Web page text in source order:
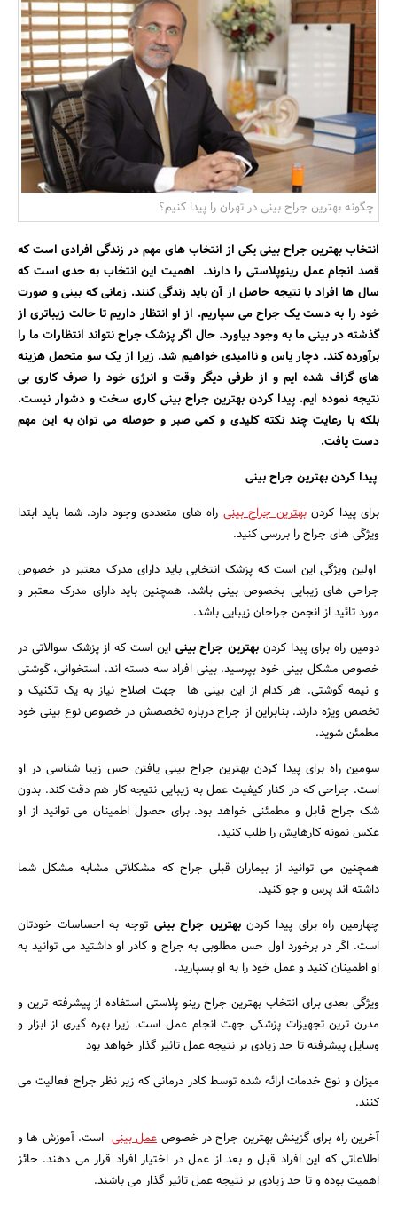
بانک، بیمه و سرمایه
مسکن و ساختمان
جستجو
چگونه بهترین جراح بینی در تهران را پیدا کنیم؟
انتخاب بهترین جراح بینی یکی از انتخاب های مهم در زندگی افرادی است که
قصد انجام عمل رینوپلاستی را دارند. اهمیت این انتخاب به حدی است که
سال ها افراد با نتیجه حاصل از آن باید زندگی کنند. زمانی که بینی و صورت
خود را به دست یک جراح می سپاریم. از او انتظار داریم تا حالت زیباتری از
گذشته در بینی ما به وجود بیاورد. حال اگر پزشک جراح نتواند انتظارات ما را
برآورده کند. دچار یاس و ناامیدی خواهیم شد. زیرا از یک سو متحمل هزینه
های گزاف شده ایم و از طرفی دیگر وقت و انرژی خود را صرف کاری بی
نتیجه نموده ایم. پیدا کردن بهترین جراح بینی کاری سخت و دشوار نیست.
بلکه با رعایت چند نکته کلیدی و کمی صبر و حوصله می توان به این مهم
دست یافت.
پیدا کردن بهترین جراح بینی
برای پیدا کردنبهترین جراح بینی راه های‌ متعددی وجود دارد. شما باید ابتدا
ویژگی های جراح را بررسی کنید.
اولین ویژگی این است که پزشک انتخابی باید دارای مدرک معتبر در خصوص
جراحی های زیبایی بخصوص بینی باشد. همچنین باید دارای مدرک معتبر و
مورد تائید از انجمن جراحان زیبایی باشد.
دومین راه برای پیدا کردن بهترین جراح بینی این است که از پزشک سوالاتی در
خصوص مشکل بینی خود بپرسید. بینی افراد سه دسته اند. استخوانی، گوشتی
و نیمه گوشتی. هر کدام از این بینی ها جهت اصلاح نیاز به یک تکنیک و
تخصص ویژه دارند. بنابراین از جراح درباره تخصصش در خصوص نوع بینی خود
مطمئن شوید.
سومین راه برای پیدا کردن بهترین جراح بینی یافتن حس زیبا شناسی در او
است. جراحی که در کنار کیفیت عمل به زیبایی نتیجه کار هم دقت کند. بدون
شک جراح قابل و مطمئنی خواهد بود. برای حصول اطمینان می توانید از او
عکس نمونه کارهایش را طلب کنید.
همچنین می توانید از بیماران قبلی جراح که مشکلاتی مشابه مشکل شما
داشته اند پرس و جو کنید.
چهارمین راه برای پیدا کردنبهترین جراح بینی توجه به احساسات خودتان
است. اگر در برخورد اول حس مطلوبی به جراح و کادر او داشتید می توانید به
او اطمینان کنید و عمل خود را به او بسپارید.
ویژگی بعدی برای انتخاب بهترین جراح رینو پلاستی استفاده از پیشرفته ترین و
مدرن ترین تجهیزات پزشکی جهت انجام عمل است. زیرا بهره گیری از ابزار و
وسایل پیشرفته تا حد زیادی بر نتیجه عمل تاثیر گذار خواهد بود
میزان و نوع خدمات ارائه شده توسط کادر درمانی که زیر نظر جراح فعالیت می
کنند.
آخرین راه برای گزینش بهترین جراح در خصوصعمل بینی است. آموزش ها و
اطلاعاتی که این افراد قبل و بعد از عمل در اختیار افراد قرار می دهند. حائز
اهمیت بوده و تا حد زیادی بر نتیجه عمل تاثیر گذار می باشند.